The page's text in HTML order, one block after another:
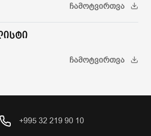
ᲩᲐᲛᲝᲢᲕᲘᲠᲗᲕᲐ
ᲩᲐᲛᲝᲢᲕᲘᲠᲗᲕᲐ
+995 32 219 90 10